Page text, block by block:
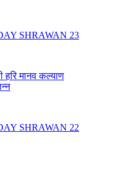
SHRAWAN 23
हरि मानव कल्याण
SHRAWAN 22